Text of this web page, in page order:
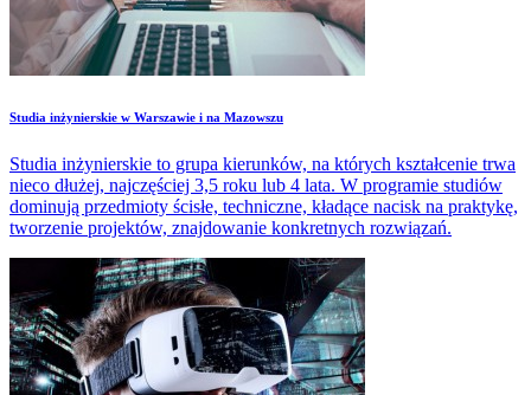
Studia inżynierskie w Warszawie i na Mazowszu
Studia inżynierskie to grupa kierunków, na których kształcenie trwa
nieco dłużej, najczęściej 3,5 roku lub 4 lata. W programie studiów
dominują przedmioty ścisłe, techniczne, kładące nacisk na praktykę,
tworzenie projektów, znajdowanie konkretnych rozwiązań.